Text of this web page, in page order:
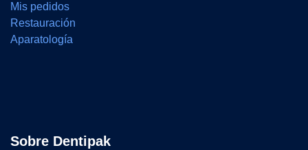
Mis pedidos
Restauración
Aparatología
Sobre Dentipak